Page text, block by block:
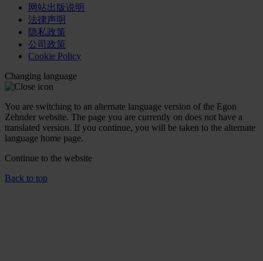
网站出版说明
法律声明
隐私政策
公司政策
Cookie Policy
Changing language
You are switching to an alternate language version of the Egon
Zehnder website. The page you are currently on does not have a
translated version. If you continue, you will be taken to the alternate
language home page.
Continue to the website
Back to top